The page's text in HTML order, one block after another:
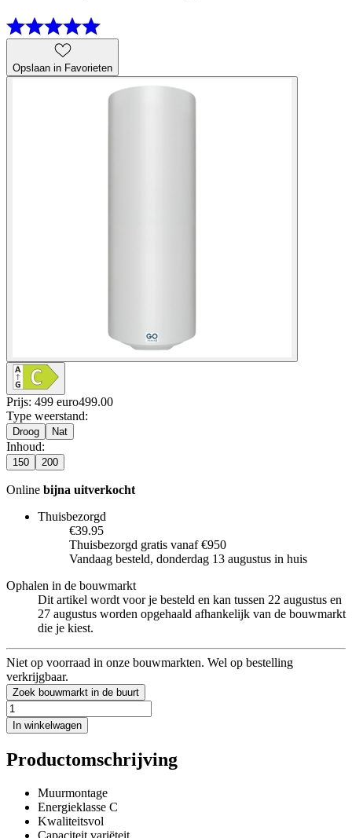
Opslaan in Favorieten
Prijs: 499 euro499.00
Type weerstand:
Droog Nat
Inhoud:
150 200
Online bijna uitverkocht
Thuisbezorgd
€39.95
Thuisbezorgd gratis vanaf €950
Vandaag besteld, donderdag 13 augustus in huis
Ophalen in de bouwmarkt
Dit artikel wordt voor je besteld en kan tussen 22 augustus en
27 augustus worden opgehaald afhankelijk van de bouwmarkt
die je kiest.
Niet op voorraad in onze bouwmarkten. Wel op bestelling
verkrijgbaar.
Zoek bouwmarkt in de buurt
In winkelwagen
Productomschrijving
Muurmontage
Energieklasse C
Kwaliteitsvol
Capaciteit variëteit